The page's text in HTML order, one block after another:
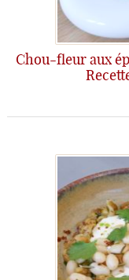
Chou-fleur aux